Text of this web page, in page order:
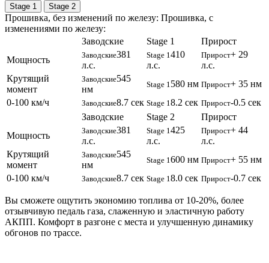
Stage 1 Stage 2
Прошивка, без изменений по железу: Прошивка, c
изменениями по железу:
Заводские
Stage 1
Прирост
Мощность
Заводские381
л.с.
Stage 1 410
л.с.
Прирост+ 29
л.с.
Крутящий
момент
Заводские545
нм
Stage 1 580 нм Прирост+ 35 нм
0-100 км/ч
Заводские8.7 сек Stage 1 8.2 сек Прирост-0.5 сек
Заводские
Stage 2
Прирост
Мощность
Заводские381
л.с.
Stage 1 425
л.с.
Прирост+ 44
л.с.
Крутящий
момент
Заводские545
нм
Stage 1 600 нм Прирост+ 55 нм
0-100 км/ч
Заводские8.7 сек Stage 1 8.0 сек Прирост-0.7 сек
Вы сможете ощутить экономию топлива от 10-20%, более
отзывчивую педаль газа, слаженную и эластичную работу
АКПП. Комфорт в разгоне с места и улучшенную динамику
обгонов по трассе.